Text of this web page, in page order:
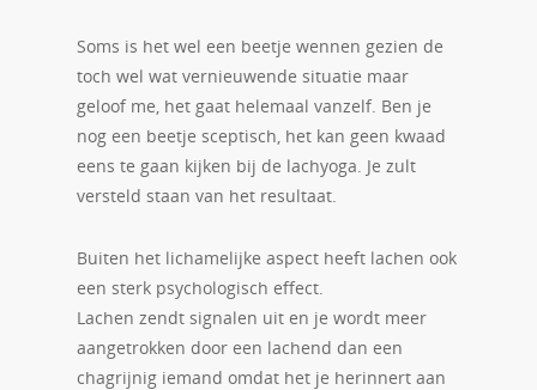
Soms is het wel een beetje wennen gezien de
toch wel wat vernieuwende situatie maar
geloof me, het gaat helemaal vanzelf. Ben je
nog een beetje sceptisch, het kan geen kwaad
eens te gaan kijken bij de lachyoga. Je zult
versteld staan van het resultaat.
Buiten het lichamelijke aspect heeft lachen ook
een sterk psychologisch effect.
Lachen zendt signalen uit en je wordt meer
aangetrokken door een lachend dan een
chagrijnig iemand omdat het je herinnert aan